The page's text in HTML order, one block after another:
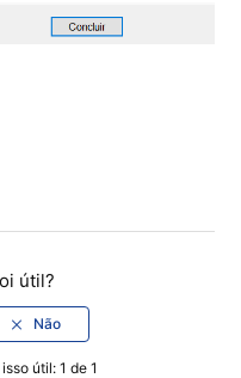
útil?
útil: 1 de 1